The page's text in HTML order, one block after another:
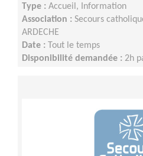
Type : Accueil, Information
Association : Secours
ARDECHE
Date :
Tout le temps
Disponibilité demandée : 2h